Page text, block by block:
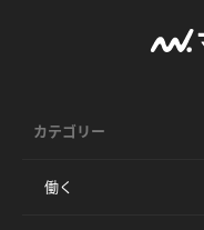
カテゴリー
働く